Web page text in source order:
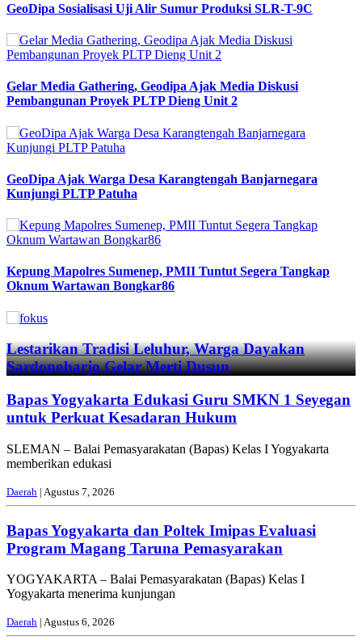
GeoDipa Sosialisasi Uji Alir Sumur Produksi SLR-T-9C
Gelar Media Gathering, Geodipa Ajak Media Diskusi
Pembangunan Proyek PLTP Dieng Unit 2
GeoDipa Ajak Warga Desa Karangtengah Banjarnegara
Kunjungi PLTP Patuha
Kepung Mapolres Sumenep, PMII Tuntut Segera Tangkap
Oknum Wartawan Bongkar86
Previous
Next
Lestarikan Tradisi Leluhur, Warga Dayakan
Sardonoharjo Gelar Merti Dusun
Bapas Yogyakarta Edukasi Guru SMKN 1 Seyegan
untuk Perkuat Kesadaran Hukum
SLEMAN – Balai Pemasyarakatan (Bapas) Kelas I Yogyakarta
memberikan edukasi
Daerah | Agustus 7, 2026
Bapas Yogyakarta dan Poltek Imipas Evaluasi
Program Magang Taruna Pemasyarakan
YOGYAKARTA – Balai Pemasyarakatan (Bapas) Kelas I
Yogyakarta menerima kunjungan
Daerah | Agustus 6, 2026